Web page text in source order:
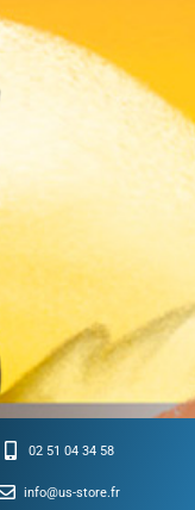
02 51 04 34 58
info@us-store.fr